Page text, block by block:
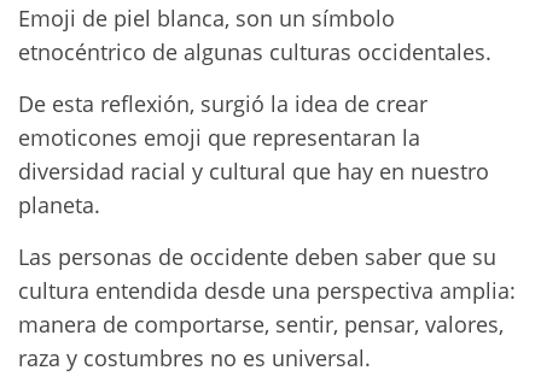
Emoji de piel blanca, son un símbolo
etnocéntrico de algunas culturas occidentales.
De esta reflexión, surgió la idea de crear
emoticones emoji que representaran la
diversidad racial y cultural que hay en nuestro
planeta.
Las personas de occidente deben saber que su
cultura entendida desde una perspectiva amplia:
manera de comportarse, sentir, pensar, valores,
raza y costumbres no es universal.